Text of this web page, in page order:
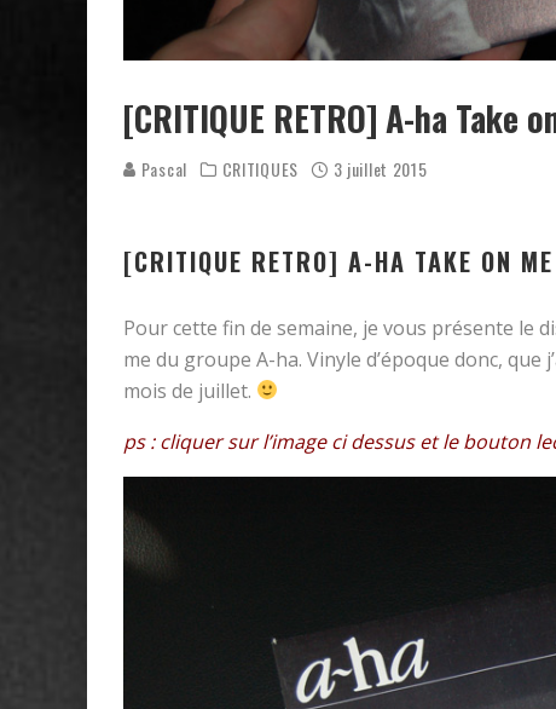
[CRITIQUE RETRO] A-ha
Pascal CRITIQUES 3 juillet 2015
[CRITIQUE RETRO] A-HA TAKE ON
Pour cette fin de semaine, je vous présente le
me du groupe A-ha. Vinyle d’époque donc,
mois de juillet.
ps : cliquer sur l’image ci dessus et le bouton